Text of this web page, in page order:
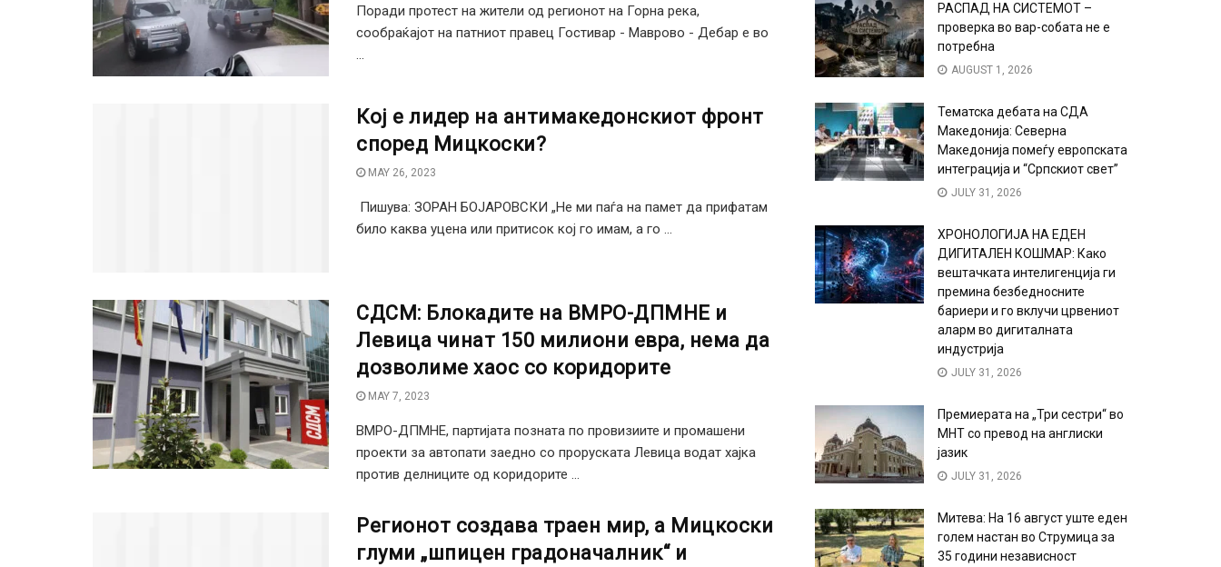
Поради протест на жители од регионот на Горна река,
сообраќајот на патниот правец Гостивар - Маврово - Дебар е во
...
Кој е лидер на антимакедонскиот фронт
според Мицкоски?
MAY 26, 2023
Пишува: ЗОРАН БОЈАРОВСКИ „Не ми паѓа на памет да прифатам
било каква уцена или притисок кој го имам, а го ...
СДСМ: Блокадите на ВМРО-ДПМНЕ и
Левица чинат 150 милиони евра, нема да
дозволиме хаос со коридорите
MAY 7, 2023
ВМРО-ДПМНЕ, партијата позната по провизиите и промашени
проекти за автопати заедно со проруската Левица водат хајка
против делниците од коридорите ...
Регионот создава траен мир, а Мицкоски
глуми „шпицен градоначалник“ и
РАСПАД НА СИСТЕМОТ –
проверка во вар-собата не е
потребна
AUGUST 1, 2026
Тематска дебата на СДА
Македонија: Северна
Македонија помеѓу европската
интеграција и “Српскиот свет”
JULY 31, 2026
ХРОНОЛОГИЈА НА ЕДЕН
ДИГИТАЛЕН КОШМАР: Како
вештачката интелигенција ги
премина безбедносните
бариери и го вклучи црвениот
аларм во дигиталната
индустрија
JULY 31, 2026
Премиерата на „Три сестри“ во
МНТ со превод на англиски
јазик
JULY 31, 2026
Митева: На 16 август уште еден
голем настан во Струмица за
35 години независност